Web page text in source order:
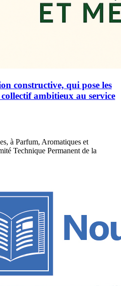
constructive, qui pose les
ambitieux au service
à Parfum, Aromatiques et
Technique Permanent de la